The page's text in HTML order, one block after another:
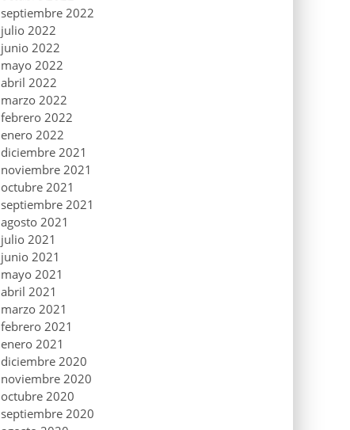
septiembre 2022
julio 2022
junio 2022
mayo 2022
abril 2022
marzo 2022
febrero 2022
enero 2022
diciembre 2021
noviembre 2021
octubre 2021
septiembre 2021
agosto 2021
julio 2021
junio 2021
mayo 2021
abril 2021
marzo 2021
febrero 2021
enero 2021
diciembre 2020
noviembre 2020
octubre 2020
septiembre 2020